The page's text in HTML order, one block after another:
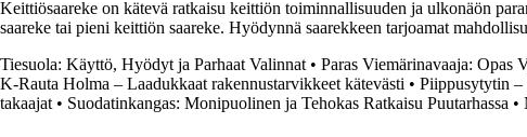
Keittiösaareke on kätevä ratkaisu keittiön toiminnallisuuden ja ulkonäön
saareke tai pieni keittiön saareke. Hyödynnä saarekkeen tarjoamat
Tiesuola: Käyttö, Hyödyt ja Parhaat Valinnat • Paras Viemärinavaaja: Opas
K-Rauta Holma – Laadukkaat rakennustarvikkeet kätevästi • Piippusytytin –
takaajat • Suodatinkangas: Monipuolinen ja Tehokas Ratkaisu Puutarhassa •